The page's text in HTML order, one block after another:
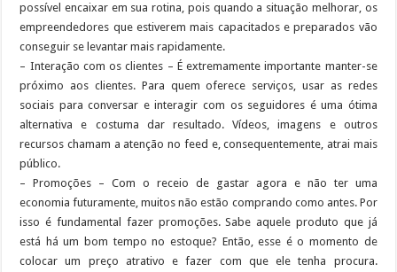
possível encaixar em sua rotina, pois quando a situação melhorar, os
empreendedores que estiverem mais capacitados e preparados vão
conseguir se levantar mais rapidamente.
– Interação com os clientes – É extremamente importante manter-se
próximo aos clientes. Para quem oferece serviços, usar as redes
sociais para conversar e interagir com os seguidores é uma ótima
alternativa e costuma dar resultado. Vídeos, imagens e outros
recursos chamam a atenção no feed e, consequentemente, atrai mais
público.
– Promoções – Com o receio de gastar agora e não ter uma
economia futuramente, muitos não estão comprando como antes. Por
isso é fundamental fazer promoções. Sabe aquele produto que já
está há um bom tempo no estoque? Então, esse é o momento de
colocar um preço atrativo e fazer com que ele tenha procura.